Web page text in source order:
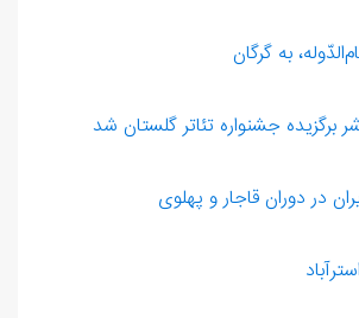
به گرگان
برگزیده جشنواره تئاتر گلستان شد
در دوران قاجار و پهلوی